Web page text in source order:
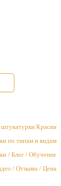
Краски
по типам и видам
/ Блог / Обучение
/ Отзывы / Цена